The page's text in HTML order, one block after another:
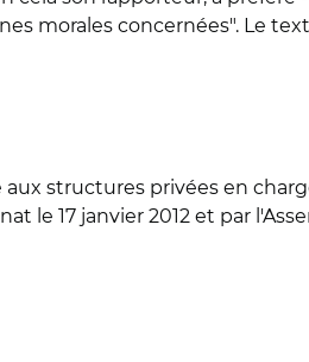
morales concernées". Le
structures privées en
17 janvier 2012 et par